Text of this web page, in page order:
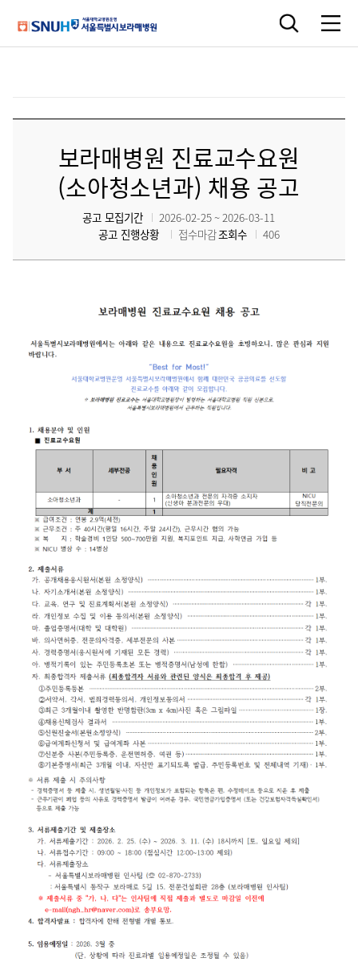
보라매병원 진료교수요원
(소아청소년과) 채용 공고
공고 모집기간
2026-02-25 ~ 2026-03-11
공고 진행상황
접수마감조회수 406